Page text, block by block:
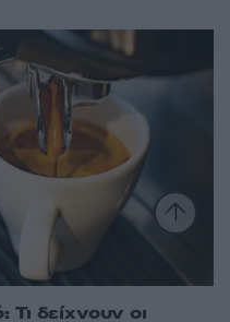
δείχνουν οι